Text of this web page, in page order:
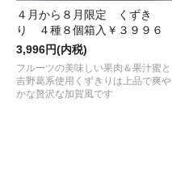
４月から８月限定 くずき
り ４種８個箱入￥３９９６
3,996円(内税)
フルーツの美味しい果肉＆果汁蜜と
吉野葛系使用くずきりは上品で爽や
かな贅沢な加賀風です